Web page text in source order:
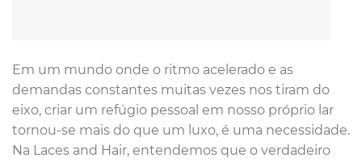
Em um mundo onde o ritmo acelerado e as
demandas constantes muitas vezes nos tiram do
eixo, criar um refúgio pessoal em nosso próprio lar
tornou-se mais do que um luxo, é uma necessidade.
Na Laces and Hair, entendemos que o verdadeiro